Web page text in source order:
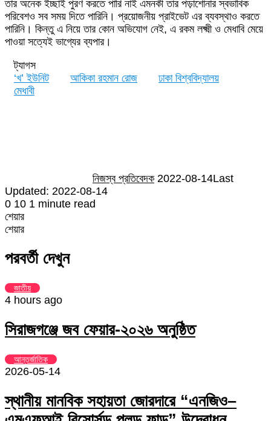
তার অনেক ইচ্ছাই পুরণ করতে পারি নাই এমনকী তার পড়াশোনার স্বভাবিক
পরিবেশও সব সময় দিতে পারিনি। প্রয়োজনীয় প্রাইভেট এর ব্যবস্থাও করতে
পারিনি। কিন্তু এ নিয়ে তার কোন অভিযোগ নেই, এ রকম লক্ষ্মী ও মেধাবি মেয়ে
পাওয়া সত্যেই ভাগ্যের ব্যপার।
ট্যাগস
‘খ’ ইউনিট
আকিকা রহমান রোজ
ঢাকা বিশ্ববিদ্যালয়
মেধাবী
নিজস্ব প্রতিবেদক 2022-08-14Last
Updated: 2022-08-14
0 10 1 minute read
শেয়ার
Facebook
Twitter
LinkedIn
Skype
Messenger
Messenger
WhatsApp
Telegram
Share
Email
প্রিন্ট
শেয়ার
via
Email
পরবর্তী দেখুন
জাতীয়
4 hours ago
সিরাজগঞ্জে জব ফেয়ার-২০২৬ অনুষ্ঠিত
আন্তর্জাতিক
2026-05-14
স্থানীয় মানবিক সহায়তা জোরদারে “এনজিও–